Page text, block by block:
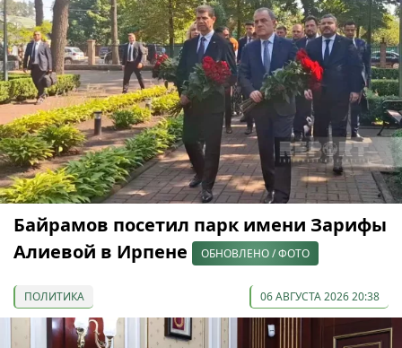
Байрамов посетил парк имени Зарифы
Алиевой в Ирпене
ОБНОВЛЕНО / ФОТО
ПОЛИТИКА 06 АВГУСТА 2026 20:38